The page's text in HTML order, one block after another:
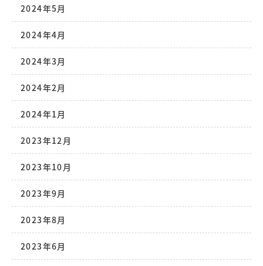
2024年5月
2024年4月
2024年3月
2024年2月
2024年1月
2023年12月
2023年10月
2023年9月
2023年8月
2023年6月